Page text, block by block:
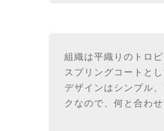
組織は平織りのトロ
スプリングコートと
デザインはシンプル
クなので、何と合わ